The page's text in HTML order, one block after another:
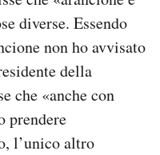
diverse. Essendo
non ho avvisato
della
che «anche con
prendere
l’unico altro